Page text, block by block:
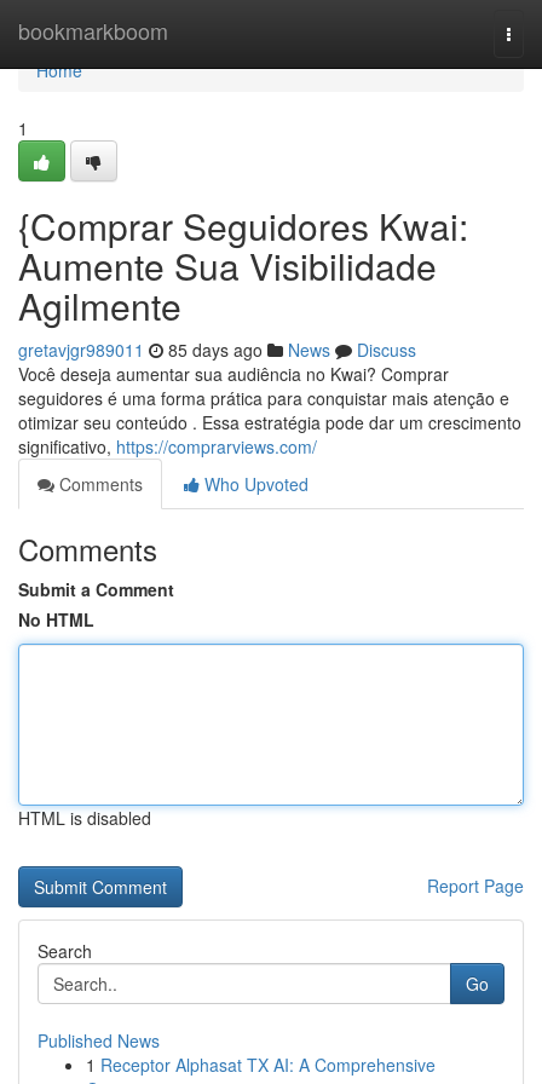
bookmarkboom
Home
Home
1
{Comprar Seguidores Kwai:
Aumente Sua Visibilidade
Agilmente
gretavjgr989011 85 days ago News
Discuss
Você deseja aumentar sua audiência no Kwai? Comprar
seguidores é uma forma prática para conquistar mais atenção e
otimizar seu conteúdo . Essa estratégia pode dar um crescimento
significativo, https://comprarviews.com/
Comments
Who Upvoted
Comments
Submit a Comment
No HTML
HTML is disabled
Report Page
Search
Go
Published News
1 Receptor Alphasat TX AI: A Comprehensive